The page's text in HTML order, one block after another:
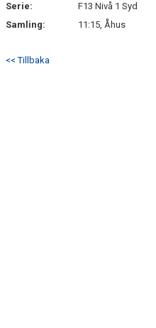
Serie:
F13 Nivå 1 Syd
Samling:
11:15, Åhus
<< Tillbaka